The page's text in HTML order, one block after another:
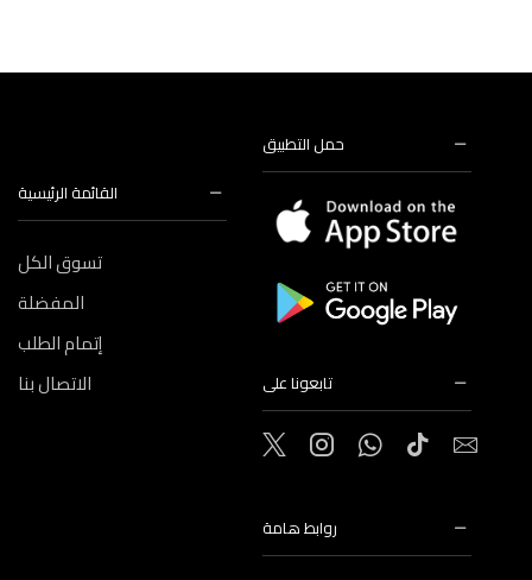
القائمة الرئيسية
تسوق الكل
المفضلة
إتمام الطلب
الاتصال بنا
حمل التطبيق
تابعونا على
روابط هامة